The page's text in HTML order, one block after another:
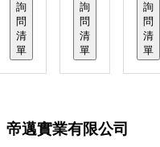
詢
問
清
單
詢
問
清
單
詢
問
清
單
帝邁實業有限公司